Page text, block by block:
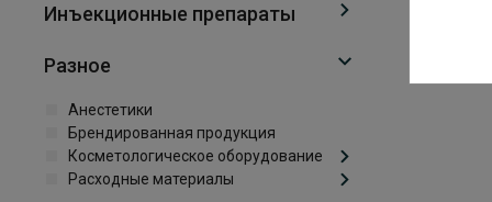
Инъекционные препараты
Разное
Анестетики
Брендированная продукция
Косметологическое оборудование
Расходные материалы